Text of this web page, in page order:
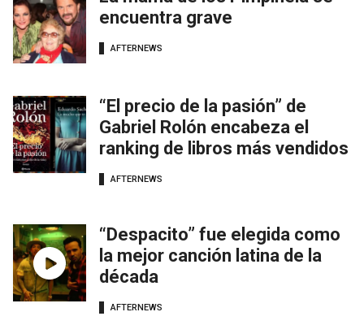
encuentra grave
AFTERNEWS
“El precio de la pasión” de
Gabriel Rolón encabeza el
ranking de libros más vendidos
AFTERNEWS
“Despacito” fue elegida como
la mejor canción latina de la
década
AFTERNEWS